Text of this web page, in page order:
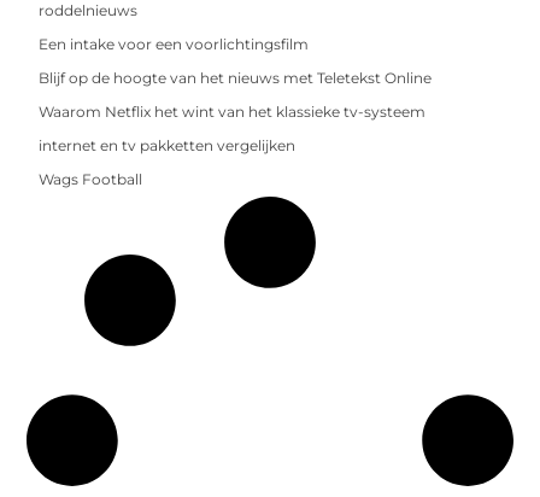
roddelnieuws
Een intake voor een voorlichtingsfilm
Blijf op de hoogte van het nieuws met Teletekst Online
Waarom Netflix het wint van het klassieke tv-systeem
internet en tv pakketten vergelijken
Wags Football